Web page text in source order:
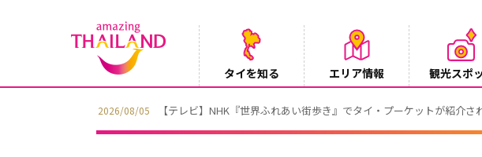
タイを知る エリア情報 観光スポ
2026/08/05 【テレビ】NHK『世界ふれあい街歩き』でタイ・プーケットが紹介さ